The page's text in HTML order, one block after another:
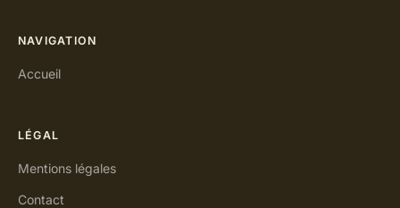
NAVIGATION
Accueil
LÉGAL
Mentions légales
Contact